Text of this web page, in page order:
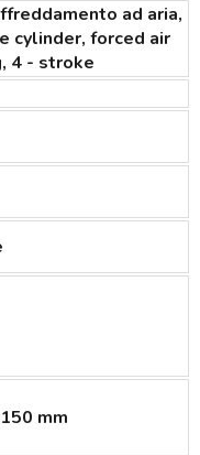
ad aria,
cylinder, forced air
4 - stroke
mm